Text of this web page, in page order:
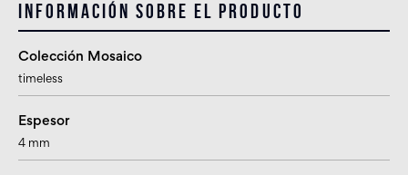
Información sobre el producto
Colección Mosaico
timeless
Espesor
4 mm